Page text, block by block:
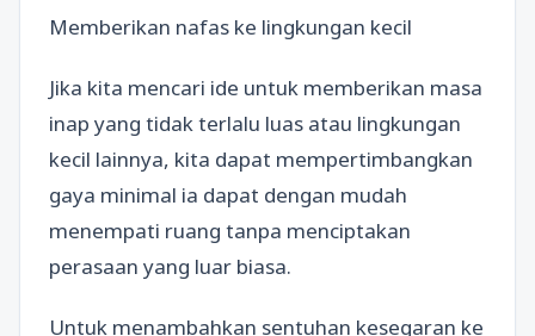
Memberikan nafas ke lingkungan kecil
Jika kita mencari ide untuk memberikan masa
inap yang tidak terlalu luas atau lingkungan
kecil lainnya, kita dapat mempertimbangkan
gaya minimal ia dapat dengan mudah
menempati ruang tanpa menciptakan
perasaan yang luar biasa.
Untuk menambahkan sentuhan kesegaran ke